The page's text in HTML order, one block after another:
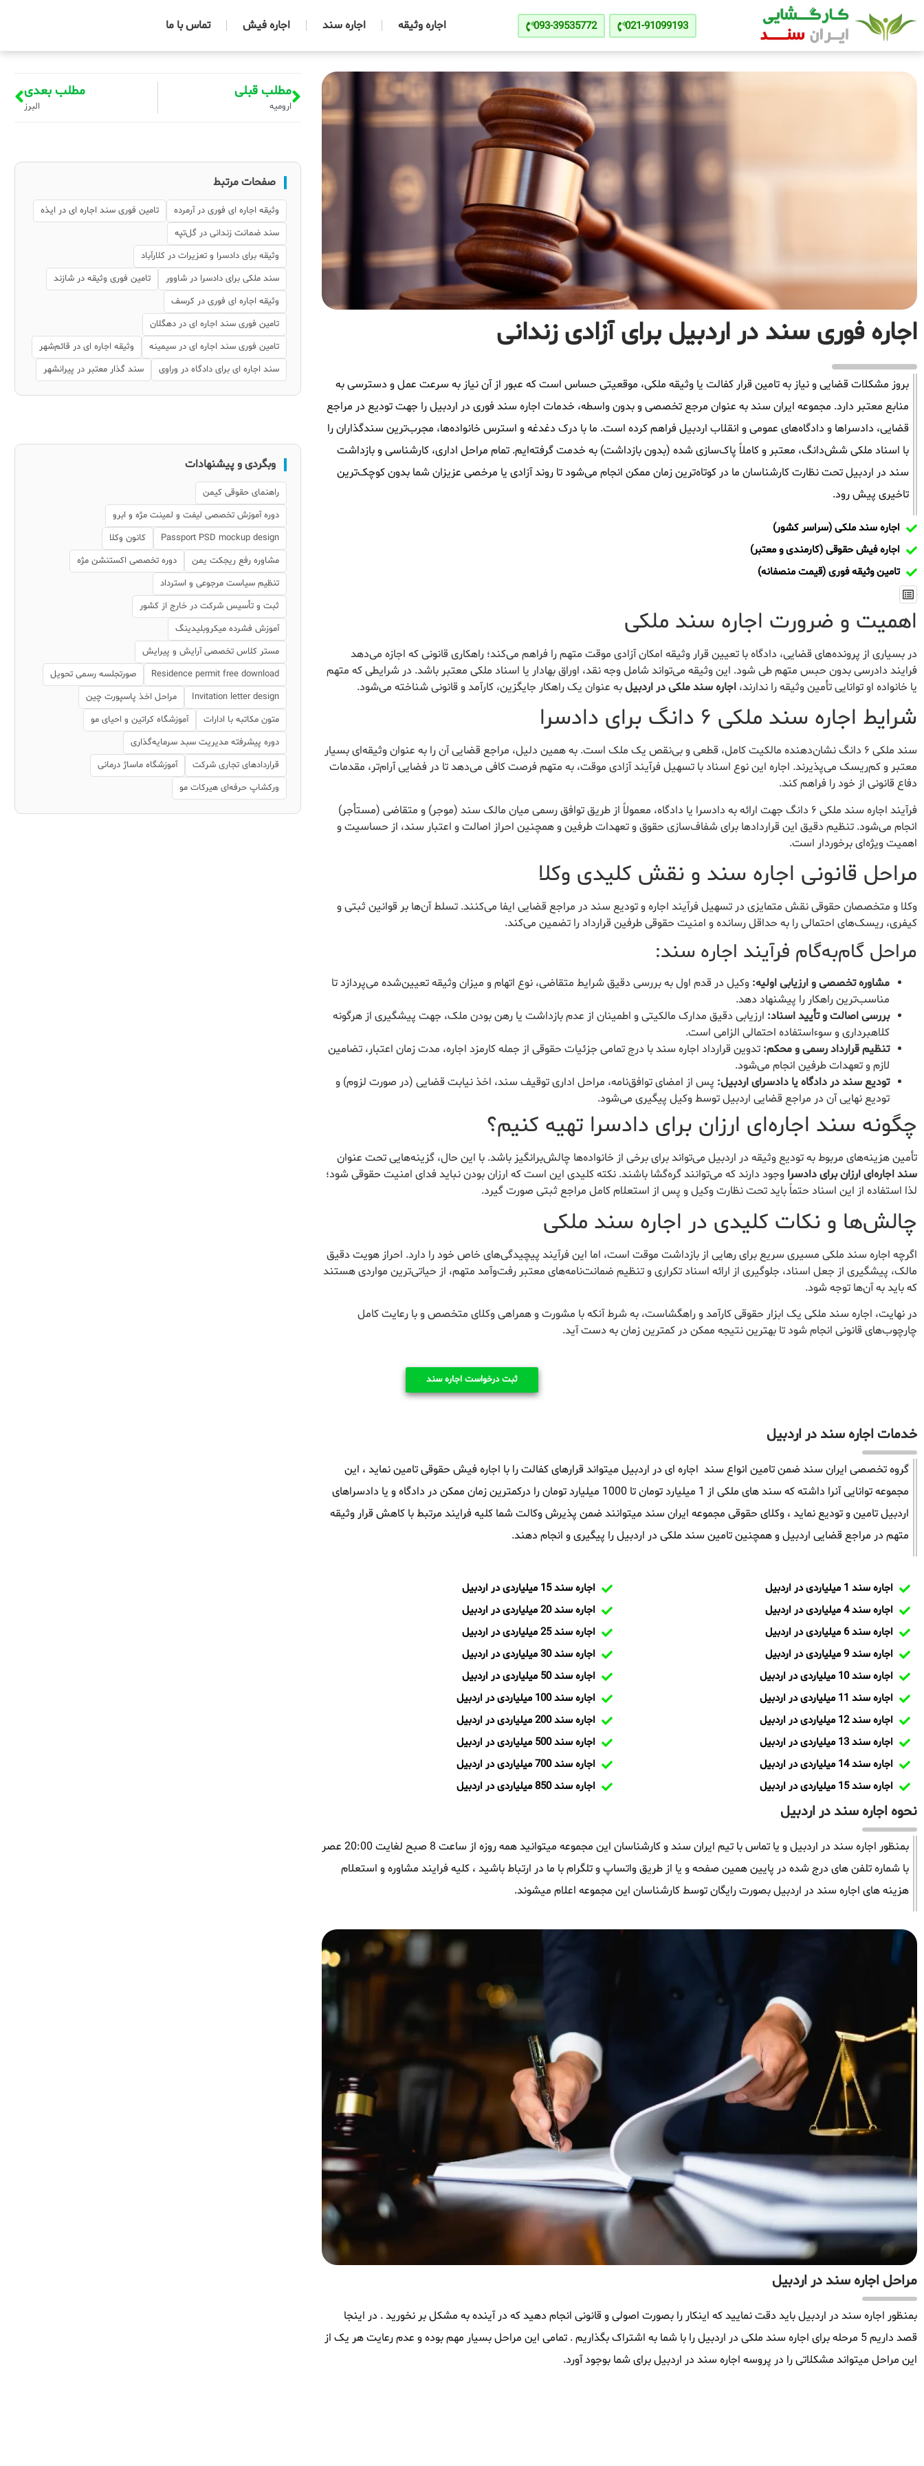
021-91099193
093-39535772 اجاره وثیقه اجاره سند اجاره فیش تماس با ما
اجاره فوری سند در اردبیل برای آزادی زندانی
بروز مشکلات قضایی و نیاز به تامین قرار کفالت یا وثیقه ملکی، موقعیتی حساس است که عبور از آن نیاز به سرعت عمل و دسترسی به
منابع معتبر دارد. مجموعه ایران سند به عنوان مرجع تخصصی و بدون واسطه، خدمات اجاره سند فوری در اردبیل را جهت تودیع در مراجع
قضایی، دادسراها و دادگاه‌های عمومی و انقلاب اردبیل فراهم کرده است. ما با درک دغدغه و استرس خانواده‌ها، مجرب‌ترین سندگذاران را
با اسناد ملکی شش‌دانگ، معتبر و کاملاً پاک‌سازی شده (بدون بازداشت) به خدمت گرفته‌ایم. تمام مراحل اداری، کارشناسی و بازداشت
سند در اردبیل تحت نظارت کارشناسان ما در کوتاه‌ترین زمان ممکن انجام می‌شود تا روند آزادی یا مرخصی عزیزان شما بدون کوچک‌ترین
تاخیری پیش رود.
اجاره سند ملکی (سراسر کشور)
اجاره فیش حقوقی (کارمندی و معتبر)
تامین وثیقه فوری (قیمت منصفانه)
اهمیت و ضرورت اجاره سند ملکی
در بسیاری از پرونده‌های قضایی، دادگاه با تعیین قرار وثیقه امکان آزادی موقت متهم را فراهم می‌کند؛ راهکاری قانونی که اجازه می‌دهد
فرایند دادرسی بدون حبس متهم طی شود. این وثیقه می‌تواند شامل وجه نقد، اوراق بهادار یا اسناد ملکی معتبر باشد. در شرایطی که متهم
یا خانواده او توانایی تأمین وثیقه را ندارند، اجاره سند ملکی در اردبیلبه عنوان یک راهکار جایگزین، کارآمد و قانونی شناخته می‌شود.
شرایط اجاره سند ملکی ۶ دانگ برای دادسرا
سند ملکی ۶ دانگ نشان‌دهنده مالکیت کامل، قطعی و بی‌نقص یک ملک است. به همین دلیل، مراجع قضایی آن را به عنوان وثیقه‌ای بسیار
معتبر و کم‌ریسک می‌پذیرند. اجاره این نوع اسناد با تسهیل فرآیند آزادی موقت، به متهم فرصت کافی می‌دهد تا در فضایی آرام‌تر، مقدمات
دفاع قانونی از خود را فراهم کند.
فرآیند اجاره سند ملکی ۶ دانگ جهت ارائه به دادسرا یا دادگاه، معمولاً از طریق توافق رسمی میان مالک سند (موجر) و متقاضی (مستأجر)
انجام می‌شود. تنظیم دقیق این قراردادها برای شفاف‌سازی حقوق و تعهدات طرفین و همچنین احراز اصالت و اعتبار سند، از حساسیت و
اهمیت ویژه‌ای برخوردار است.
مراحل قانونی اجاره سند و نقش کلیدی وکلا
وکلا و متخصصان حقوقی نقش متمایزی در تسهیل فرآیند اجاره و تودیع سند در مراجع قضایی ایفا می‌کنند. تسلط آن‌ها بر قوانین ثبتی و
کیفری، ریسک‌های احتمالی را به حداقل رسانده و امنیت حقوقی طرفین قرارداد را تضمین می‌کند.
مراحل گام‌به‌گام فرآیند اجاره سند:
مشاوره تخصصی و ارزیابی اولیه: وکیل در قدم اول به بررسی دقیق شرایط متقاضی، نوع اتهام و میزان وثیقه تعیین‌شده می‌پردازد تا
مناسب‌ترین راهکار را پیشنهاد دهد.
بررسی اصالت و تأیید اسناد: ارزیابی دقیق مدارک مالکیتی و اطمینان از عدم بازداشت یا رهن بودن ملک، جهت پیشگیری از هرگونه
کلاهبرداری و سوءاستفاده احتمالی الزامی است.
تنظیم قرارداد رسمی و محکم: تدوین قرارداد اجاره سند با درج تمامی جزئیات حقوقی از جمله کارمزد اجاره، مدت زمان اعتبار، تضامین
لازم و تعهدات طرفین انجام می‌شود.
تودیع سند در دادگاه یا دادسرای اردبیل: پس از امضای توافق‌نامه، مراحل اداری توقیف سند، اخذ نیابت قضایی (در صورت لزوم) و
تودیع نهایی آن در مراجع قضایی اردبیل توسط وکیل پیگیری می‌شود.
چگونه سند اجاره‌ای ارزان برای دادسرا تهیه کنیم؟
تأمین هزینه‌های مربوط به تودیع وثیقه در اردبیل می‌تواند برای برخی از خانواده‌ها چالش‌برانگیز باشد. با این حال، گزینه‌هایی تحت عنوان
سند اجاره‌ای ارزان برای دادسرا وجود دارند که می‌توانند گره‌گشا باشند. نکته کلیدی این است که ارزان بودن نباید فدای امنیت حقوقی شود؛
لذا استفاده از این اسناد حتماً باید تحت نظارت وکیل و پس از استعلام کامل مراجع ثبتی صورت گیرد.
چالش‌ها و نکات کلیدی در اجاره سند ملکی
اگرچه اجاره سند ملکی مسیری سریع برای رهایی از بازداشت موقت است، اما این فرآیند پیچیدگی‌های خاص خود را دارد. احراز هویت دقیق
مالک، پیشگیری از جعل اسناد، جلوگیری از ارائه اسناد تکراری و تنظیم ضمانت‌نامه‌های معتبر رفت‌وآمد متهم، از حیاتی‌ترین مواردی هستند
که باید به آن‌ها توجه شود.
در نهایت، اجاره سند ملکی یک ابزار حقوقی کارآمد و راهگشاست، به شرط آنکه با مشورت و همراهی وکلای متخصص و با رعایت کامل
چارچوب‌های قانونی انجام شود تا بهترین نتیجه ممکن در کمترین زمان به دست آید.
ثبت درخواست اجاره سند
خدمات اجاره سند در اردبیل
گروه تخصصی ایران سند ضمن تامین انواع سند اجاره ای در اردبیل میتواند قرارهای کفالت را با اجاره فیش حقوقی تامین نماید ، این
مجموعه توانایی آنرا داشته که سند های ملکی از 1 میلیارد تومان تا 1000 میلیارد تومان را درکمترین زمان ممکن در دادگاه و یا دادسراهای
اردبیل تامین و تودیع نماید ، وکلای حقوقی مجموعه ایران سند میتوانند ضمن پذیرش وکالت شما کلیه فرایند مرتبط با کاهش قرار وثیقه
متهم در مراجع قضایی اردبیل و همچنین تامین سند ملکی در اردبیل را پیگیری و انجام دهند.
اجاره سند 1 میلیاردی در اردبیل
اجاره سند 4 میلیاردی در اردبیل
اجاره سند 6 میلیاردی در اردبیل
اجاره سند 9 میلیاردی در اردبیل
اجاره سند 10 میلیاردی در اردبیل
اجاره سند 11 میلیاردی در اردبیل
اجاره سند 12 میلیاردی در اردبیل
اجاره سند 13 میلیاردی در اردبیل
اجاره سند 14 میلیاردی در اردبیل
اجاره سند 15 میلیاردی در اردبیل
اجاره سند 15 میلیاردی در اردبیل
اجاره سند 20 میلیاردی در اردبیل
اجاره سند 25 میلیاردی در اردبیل
اجاره سند 30 میلیاردی در اردبیل
اجاره سند 50 میلیاردی در اردبیل
اجاره سند 100 میلیاردی در اردبیل
اجاره سند 200 میلیاردی در اردبیل
اجاره سند 500 میلیاردی در اردبیل
اجاره سند 700 میلیاردی در اردبیل
اجاره سند 850 میلیاردی در اردبیل
نحوه اجاره سند در اردبیل
بمنظور اجاره سند در اردبیل و یا تماس با تیم ایران سند و کارشناسان این مجموعه میتوانید همه روزه از ساعت 8 صبح لغایت 20:00 عصر
با شماره تلفن های درج شده در پایین همین صفحه و یا از طریق واتساپ و تلگرام با ما در ارتباط باشید ، کلیه فرایند مشاوره و استعلام
هزینه های اجاره سند در اردبیل بصورت رایگان توسط کارشناسان این مجموعه اعلام میشوند.
مراحل اجاره سند در اردبیل
بمنظور اجاره سند در اردبیل باید دقت نمایید که اینکار را بصورت اصولی و قانونی انجام دهید که در آینده به مشکل بر نخورید . در اینجا
قصد داریم 5 مرحله برای اجاره سند ملکی در اردبیل را با شما به اشتراک بگذاریم . تمامی این مراحل بسیار مهم بوده و عدم رعایت هر یک از
این مراحل میتواند مشکلاتی را در پروسه اجاره سند در اردبیل برای شما بوجود آورد.
مطلب قبلی
ارومیه
مطلب بعدی
البرز
صفحات مرتبط
وثیقه اجاره ای فوری در آرمرده
تامین فوری سند اجاره ای در ایذه
سند ضمانت زندانی در گل‌تپه
وثیقه برای دادسرا و تعزیرات در کلارآباد
سند ملکی برای دادسرا در شاوور
تامین فوری وثیقه در شازند
وثیقه اجاره ای فوری در کرسف
تامین فوری سند اجاره ای در دهگلان
تامین فوری سند اجاره ای در سیمینه
وثیقه اجاره ای در قائم‌شهر
سند اجاره ای برای دادگاه در وراوی
سند گذار معتبر در پیرانشهر
وبگردی و پیشنهادات
راهنمای حقوقی کیمن
دوره آموزش تخصصی لیفت و لمینت مژه و ابرو
Passport PSD mockup design
کانون وکلا
مشاوره رفع ریجکت یمن
دوره تخصصی اکستنشن مژه
تنظیم سیاست مرجوعی و استرداد
ثبت و تأسیس شرکت در خارج از کشور
آموزش فشرده میکروبلیدینگ
مستر کلاس تخصصی آرایش و پیرایش
Residence permit free download
صورتجلسه رسمی تحویل
Invitation letter design
مراحل اخذ پاسپورت چین
متون مکاتبه با ادارات
آموزشگاه کراتین و احیای مو
دوره پیشرفته مدیریت سبد سرمایه‌گذاری
قراردادهای تجاری شرکت
آموزشگاه ماساژ درمانی
ورکشاپ حرفه‌ای هیرکات مو